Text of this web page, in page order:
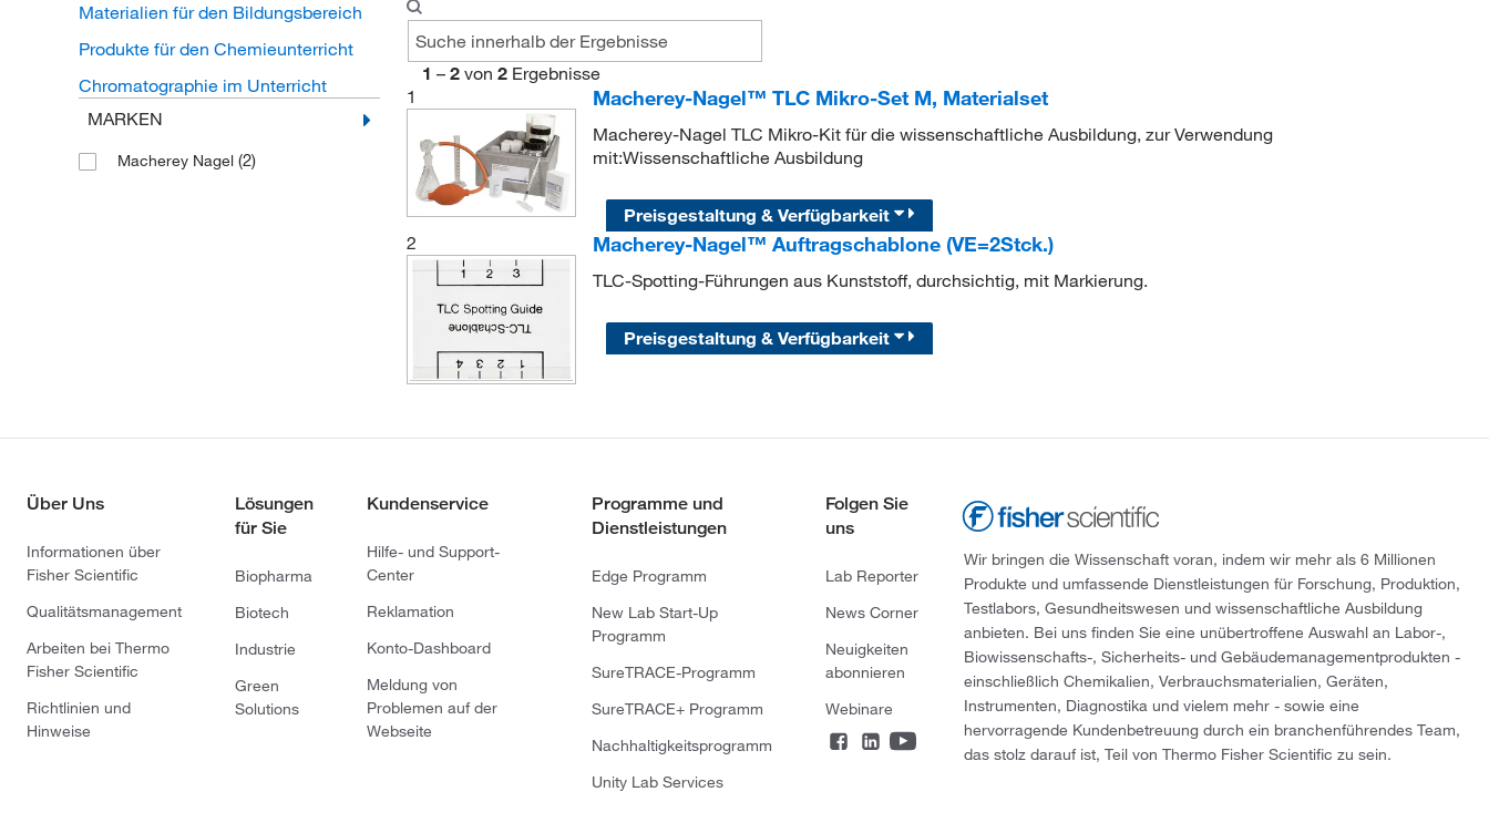
Materialien für den Bildungsbereich
Produkte für den Chemieunterricht
Chromatographie im Unterricht
MARKEN
Macherey Nagel (2)
1 – 2 von 2 Ergebnisse
1
Macherey-Nagel™ TLC Mikro-Set M, Materialset
Macherey-Nagel TLC Mikro-Kit für die wissenschaftliche Ausbildung, zur Verwendung
mit:Wissenschaftliche Ausbildung
Preisgestaltung & Verfügbarkeit
2
Macherey-Nagel™ Auftragschablone (VE=2Stck.)
TLC-Spotting-Führungen aus Kunststoff, durchsichtig, mit Markierung.
Preisgestaltung & Verfügbarkeit
Über Uns
Informationen über
Fisher Scientific
Qualitätsmanagement
Arbeiten bei Thermo
Fisher Scientific
Richtlinien und
Hinweise
Lösungen
für Sie
Biopharma
Biotech
Industrie
Green
Solutions
Kundenservice
Hilfe- und Support-
Center
Reklamation
Konto-Dashboard
Meldung von
Problemen auf der
Webseite
Programme und
Dienstleistungen
Edge Programm
New Lab Start-Up
Programm
SureTRACE-Programm
SureTRACE+ Programm
Nachhaltigkeitsprogramm
Unity Lab Services
Folgen Sie
uns
Lab Reporter
News Corner
Neuigkeiten
abonnieren
Webinare
Wir bringen die Wissenschaft voran, indem wir mehr als 6 Millionen
Produkte und umfassende Dienstleistungen für Forschung, Produktion,
Testlabors, Gesundheitswesen und wissenschaftliche Ausbildung
anbieten. Bei uns finden Sie eine unübertroffene Auswahl an Labor-,
Biowissenschafts-, Sicherheits- und Gebäudemanagementprodukten -
einschließlich Chemikalien, Verbrauchsmaterialien, Geräten,
Instrumenten, Diagnostika und vielem mehr - sowie eine
hervorragende Kundenbetreuung durch ein branchenführendes Team,
das stolz darauf ist, Teil von Thermo Fisher Scientific zu sein.